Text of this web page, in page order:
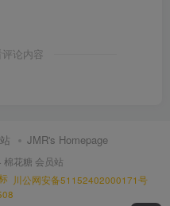
论内容
JMR's Homepage
棉花糖 会员站
川公网安备51152402000171号